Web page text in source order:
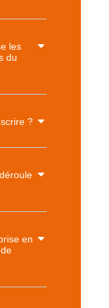
les
du
?
en